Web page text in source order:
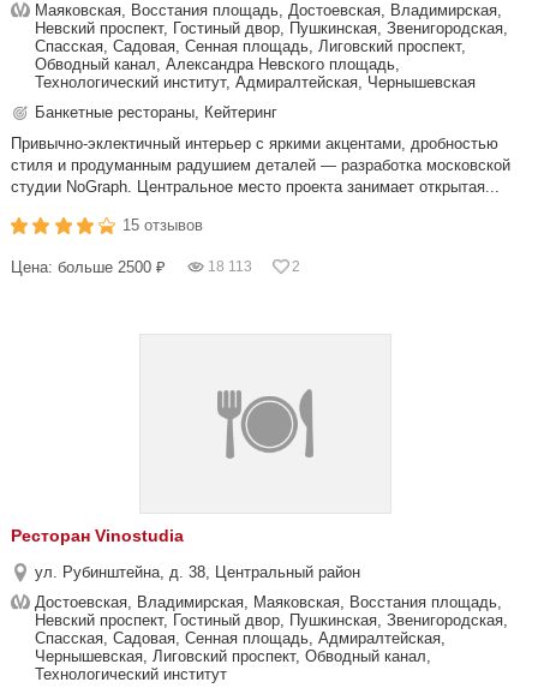
Маяковская, Восстания площадь, Достоевская, Владимирская,
Невский проспект, Гостиный двор, Пушкинская, Звенигородская,
Спасская, Садовая, Сенная площадь, Лиговский проспект,
Обводный канал, Александра Невского площадь,
Технологический институт, Адмиралтейская, Чернышевская
Банкетные рестораны, Кейтеринг
Привычно-эклектичный интерьер с яркими акцентами, дробностью
стиля и продуманным радушием деталей ― разработка московской
студии NoGraph. Центральное место проекта занимает открытая...
15 отзывов
Цена: больше 2500 ₽ 18 113 2
Ресторан Vinostudia
ул. Рубинштейна, д. 38, Центральный район
Достоевская, Владимирская, Маяковская, Восстания площадь,
Невский проспект, Гостиный двор, Пушкинская, Звенигородская,
Спасская, Садовая, Сенная площадь, Адмиралтейская,
Чернышевская, Лиговский проспект, Обводный канал,
Технологический институт